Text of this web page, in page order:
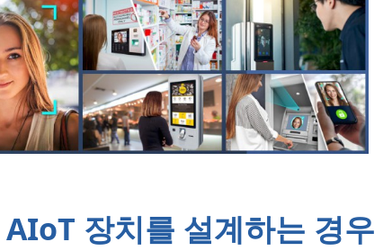
장치를 설계하는 경우